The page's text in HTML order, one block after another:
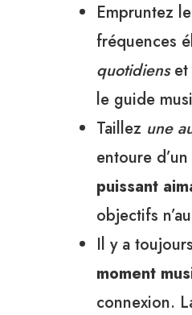
Empruntez
fréquences
quotidienset
le guide
Taillez une
entoure
puissant
objectifs
Il y a toujours
moment
connexion.